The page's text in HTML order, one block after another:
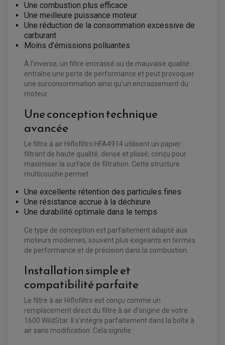
OUTILLAGE
PRODUIT D'ENTRETIEN
EQUIPEMENT ELECTRIQUE QUAD / SSV
ACCESSOIRES ELECTRIQUE QUAD / SSV
BOITIER CDI QUAD ET SSV
CHARGEUR DE BATTERIE QUAD / SSV
COMPTEUR QUAD / SSV
Une combustion plus efficace
Une meilleure puissance moteur
Une réduction de la consommation excessive de
carburant
Moins d’émissions polluantes
À l’inverse, un filtre encrassé ou de mauvaise qualité
entraîne une perte de performance et peut provoquer
une surconsommation ainsi qu’un encrassement du
moteur.
Une conception technique
avancée
Le filtre à air Hiflofiltro HFA4914 utilisent un papier
filtrant de haute qualité, dense et plissé, conçu pour
maximiser la surface de filtration. Cette structure
multicouche permet :
Une excellente rétention des particules fines
Une résistance accrue à la déchirure
Une durabilité optimale dans le temps
Ce type de conception est parfaitement adapté aux
moteurs modernes, souvent plus exigeants en termes
de performance et de précision dans la combustion.
Installation simple et
compatibilité parfaite
Le filtre à air Hiflofiltro est conçu comme un
remplacement direct du filtre à air d'origine de votre
1600 WildStar. Il s’intègre parfaitement dans la boîte à
air sans modification. Cela signifie :